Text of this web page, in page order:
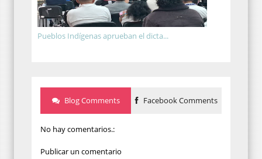
Pueblos Indígenas aprueban el dicta...
Blog Comments Facebook Comments
No hay comentarios.:
Publicar un comentario